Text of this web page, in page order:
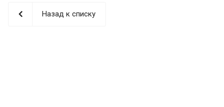
Назад к списку